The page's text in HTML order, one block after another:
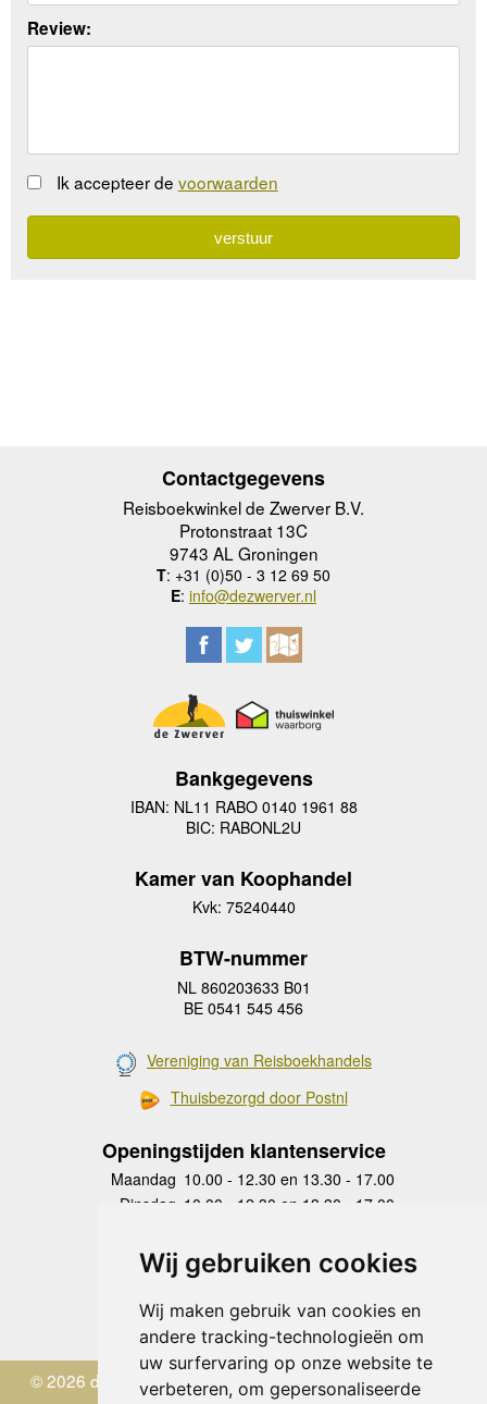
Wij gebruiken cookies
Wij maken gebruik van cookies en
andere tracking-technologieën om
uw surfervaring op onze website te
verbeteren, om gepersonaliseerde
Review:
Ik accepteer de voorwaarden
Contactgegevens
Reisboekwinkel de Zwerver B.V.
Protonstraat 13C
9743 AL Groningen
T: +31 (0)50 - 3 12 69 50
E: info@dezwerver.nl
Bankgegevens
IBAN: NL11 RABO 0140 1961 88
BIC: RABONL2U
Kamer van Koophandel
Kvk: 75240440
BTW-nummer
NL 860203633 B01
BE 0541 545 456
Vereniging van Reisboekhandels
Thuisbezorgd door Postnl
Openingstijden klantenservice
Maandag 10.00 - 12.30 en 13.30 - 17.00
Dinsdag 10.00 - 12.30 en 13.30 - 17.00
Donderdag
10.00 - 12.30 en 13.30 - 17.00
Vrijdag 10.00 - 12.30 en 13.30 - 17.00
Zaterdag
gesloten
Zondag gesloten
© 2026 de Zwerver